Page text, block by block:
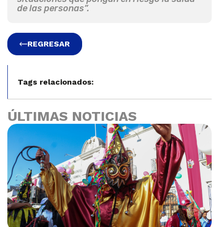
de las personas”.
REGRESAR
Tags relacionados:
ÚLTIMAS NOTICIAS